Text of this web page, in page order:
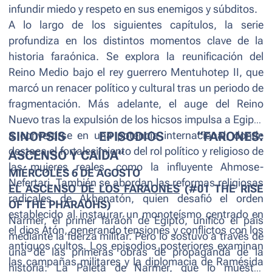
infundir miedo y respeto en sus enemigos y súbditos.
A lo largo de los siguientes capítulos, la serie
profundiza en los distintos momentos clave de la
historia faraónica. Se explora la reunificación del
Reino Medio bajo el rey guerrero Mentuhotep II, que
marcó un renacer político y cultural tras un periodo de
fragmentación. Más adelante, el auge del Reino
Nuevo tras la expulsión de los hicsos impulsa a Egipto
a convertirse en una potencia internacional, donde
destaca el fortalecimiento del rol político y religioso de
las mujeres reales, como la influyente Ahmose-
Nefertari. También se abordan las reformas religiosas
radicales de Akhenatón, quien desafió el orden
establecido al instaurar un monoteísmo centrado en
el dios Atón, generando tensiones y conflictos con los
antiguos cultos. Los episodios posteriores examinan
las campañas militares y la diplomacia de Ramésida
SINOPSIS EPISODIOS “FARONES:
ASCENSO Y CAÍDA”
MIÉRCOLES 6 DE AGOSTO
EL ASCENSO DE LOS FARAONES (#01 THE RISE
OF THE PHARAOHS)
Narmer, el primer faraón de Egipto, unificó el país
mediante la fuerza militar. Pero lo sostuvo a través de
una de las primeras obras de propaganda de la
historia: La Paleta de Narmer, que lo muestra